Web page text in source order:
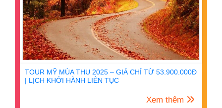
TOUR MỸ MÙA THU 2025 – GIÁ CHỈ TỪ 53.900.000Đ
| LỊCH KHỞI HÀNH LIÊN TỤC
Xem thêm